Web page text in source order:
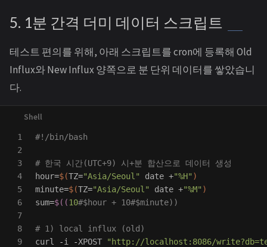
5. 1분 간격 더미 데이터 스크립트
테스트 편의를 위해, 아래 스크립트를 cron에 등록해 Old
Influx와 New Influx 양쪽으로 분 단위 데이터를 쌓았습니
다.
1
2
3
4
5
6
7
8
9
#!/bin/bash
# 한국 시간(UTC+9) 시+분 합산으로 데이터 생성
hour=$(TZ="Asia/Seoul" date +"%H" )
minute=$(TZ="Asia/Seoul" date +"%M" )
sum=$((10#$hour + 10#$minute))
# 1) local influx (old)
curl
-i -XPOST
"http://localhost:8086/